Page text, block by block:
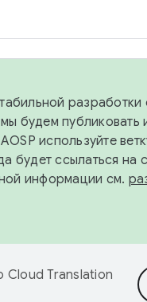
разработки
будем публиковать
используйте
будет ссылаться на
информации см.
Cloud Translation